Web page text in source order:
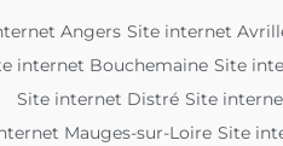
Angers Site internet
internet Bouchemaine Site
Site internet Distré Site
Mauges-sur-Loire Site